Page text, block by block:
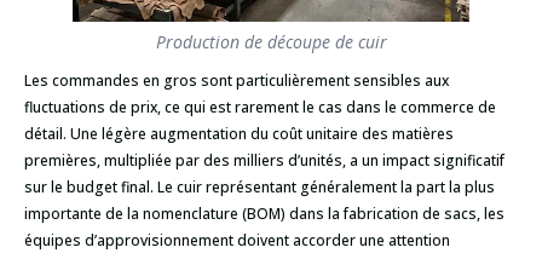
Production de découpe de cuir
Les commandes en gros sont particulièrement sensibles aux
fluctuations de prix, ce qui est rarement le cas dans le commerce de
détail. Une légère augmentation du coût unitaire des matières
premières, multipliée par des milliers d’unités, a un impact significatif
sur le budget final. Le cuir représentant généralement la part la plus
importante de la nomenclature (BOM) dans la fabrication de sacs, les
équipes d’approvisionnement doivent accorder une attention